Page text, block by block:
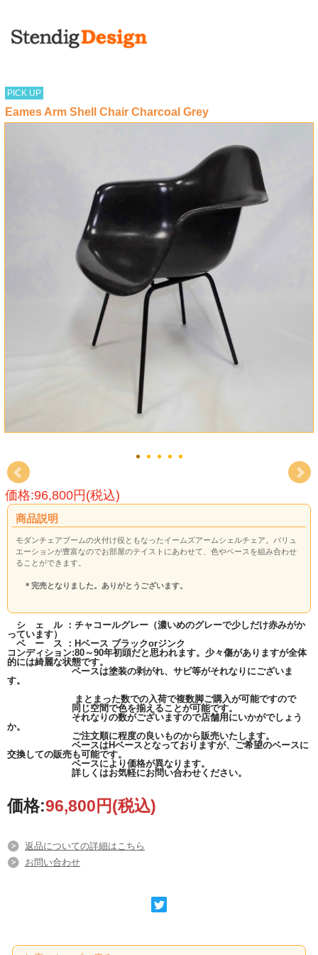
PICK UP
Eames Arm Shell Chair Charcoal Grey
価格:96,800円(税込)
商品説明
モダンチェアブームの火付け役ともなったイームズアームシェルチェア。バリュ
エーションが豊富なのでお部屋のテイストにあわせて、色やベースを組み合わせ
ることができます。
＊完売となりました。ありがとうございます。
シ ェ ル ：チャコールグレー（濃いめのグレーで少しだけ赤みがか
っています）
ベ ー ス ：Hベース ブラックorジンク
コンディション:80～90年初頭だと思われます。少々傷がありますが全体
的には綺麗な状態です。
ベースは塗装の剥がれ、サビ等がそれなりにございま
す。
まとまった数での入荷で複数脚ご購入が可能ですので
同じ空間で色を揃えることが可能です。
それなりの数がございますので店舗用にいかがでしょう
か。
ご注文順に程度の良いものから販売いたします。
ベースはHベースとなっておりますが、ご希望のベースに
交換しての販売も可能です。
ベースにより価格が異なります。
詳しくはお気軽にお問い合わせください。
価格:96,800円(税込)
返品についての詳細はこちら
お問い合わせ